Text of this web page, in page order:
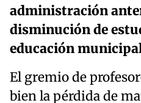
administración
disminución de
educación
El gremio de
bien la pérdida de